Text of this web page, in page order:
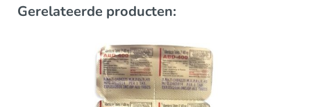
Gerelateerde producten: